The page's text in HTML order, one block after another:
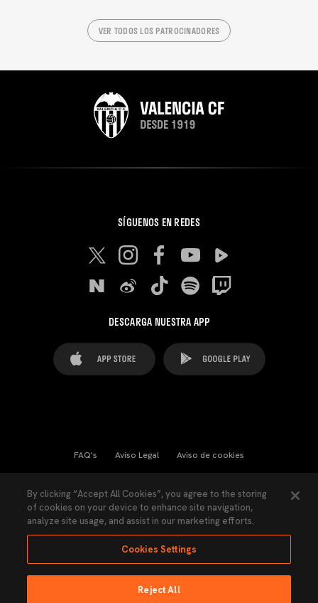
VER TODOS LOS PATROCINADORES
SÍGUENOS EN REDES
DESCARGA NUESTRA APP
FAQ's Aviso Legal Aviso de cookies
Ley Transparencia Política de Privacidad
Accesibilidad
By clicking “Accept All Cookies”, you agree to the storing
of cookies on your device to enhance site navigation,
analyze site usage, and assist in our marketing efforts.
Cookies Settings
Reject All